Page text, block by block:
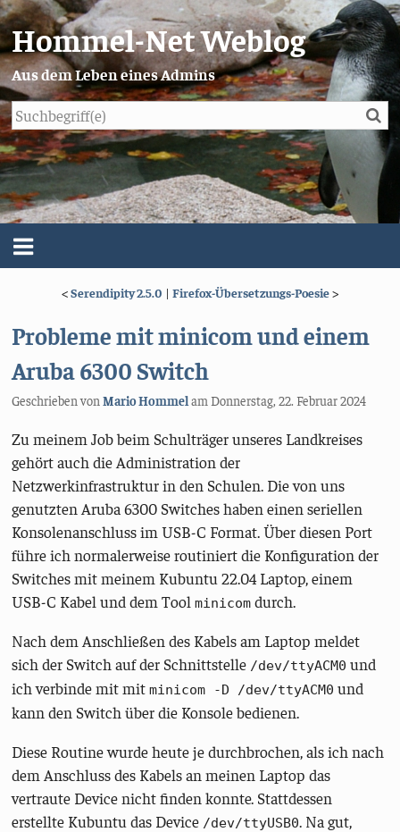
Hommel-Net Weblog
Aus dem Leben eines Admins
Menü
Impressum/Datenschutz
<Serendipity 2.5.0 | Firefox-Übersetzungs-Poesie>
Probleme mit minicom und einem
Aruba 6300 Switch
Geschrieben vonMario HommelamDonnerstag, 22. Februar 2024
Zu meinem Job beim Schulträger unseres Landkreises
gehört auch die Administration der
Netzwerkinfrastruktur in den Schulen. Die von uns
genutzten Aruba 6300 Switches haben einen seriellen
Konsolenanschluss im USB-C Format. Über diesen Port
führe ich normalerweise routiniert die Konfiguration der
Switches mit meinem Kubuntu 22.04 Laptop, einem
USB-C Kabel und dem Toolminicom durch.
Nach dem Anschließen des Kabels am Laptop meldet
sich der Switch auf der Schnittstelle /dev/ttyACM0 und
ich verbinde mit mitminicom -D /dev/ttyACM0 und
kann den Switch über die Konsole bedienen.
Diese Routine wurde heute je durchbrochen, als ich nach
dem Anschluss des Kabels an meinen Laptop das
vertraute Device nicht finden konnte. Stattdessen
erstellte Kubuntu das Device /dev/ttyUSB0. Na gut,